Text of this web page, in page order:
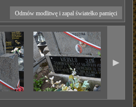
Odmów modlitwę i zapal światełko pamięci
►